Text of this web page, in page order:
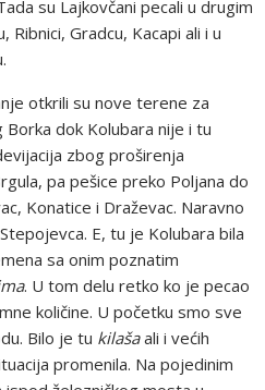
su Lajkovčani pecali u drugim
Ribnici, Gradcu, Kacapi ali i u
otkrili su nove terene za
dok Kolubara nije i tu
zbog proširenja
pa pešice preko Poljana do
Konatice i Draževac. Naravno
E, tu je Kolubara bila
sa onim poznatim
. U tom delu retko ko je pecao
količine. U početku smo sve
Bilo je tu kilašaali i većih
promenila. Na pojedinim